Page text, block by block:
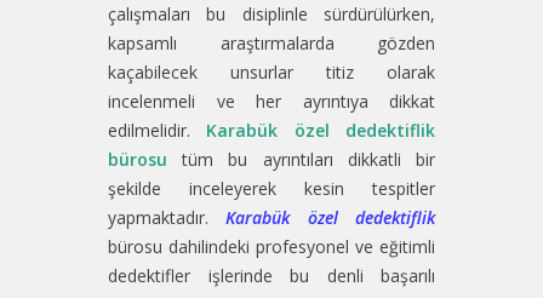
çalışmaları bu disiplinle sürdürülürken,
kapsamlı araştırmalarda gözden
kaçabilecek unsurlar titiz olarak
incelenmeli ve her ayrıntıya dikkat
edilmelidir. Karabük özel dedektiflik
bürosu tüm bu ayrıntıları dikkatli bir
şekilde inceleyerek kesin tespitler
yapmaktadır.Karabük özel dedektiflik
bürosu dahilindeki profesyonel ve eğitimli
dedektifler işlerinde bu denli başarılı